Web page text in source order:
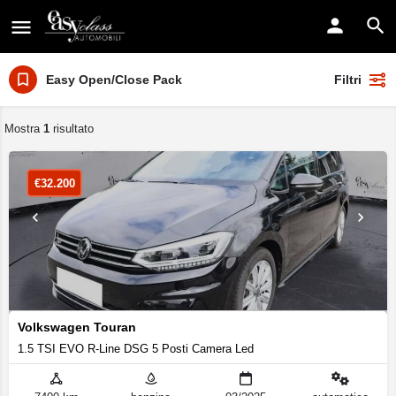
Easy Open/Close Pack Filtri
Mostra 1 risultato
Volkswagen Touran
1.5 TSI EVO R-Line DSG 5 Posti Camera Led
€32.200